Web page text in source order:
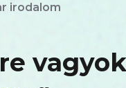
irodalom